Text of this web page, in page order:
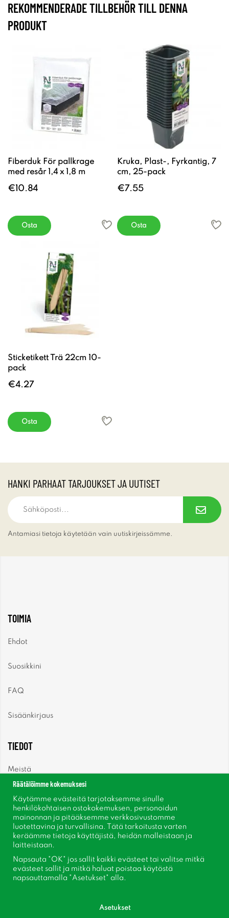
REKOMMENDERADE TILLBEHÖR TILL DENNA
PRODUKT
Fiberduk För pallkrage
med resår 1,4 x 1,8 m
€10.84
Osta
Kruka, Plast-, Fyrkantig, 7
cm, 25-pack
€7.55
Osta
Sticketikett Trä 22cm 10-
pack
€4.27
Osta
HANKI PARHAAT TARJOUKSET JA UUTISET
Antamiasi tietoja käytetään vain uutiskirjeissämme.
TOIMIA
Ehdot
Suosikkini
FAQ
Sisäänkirjaus
TIEDOT
Meistä
Uutiset
Uutiskirje
Tietoja evästeistä
Inspiraatiota
Räätälöimme kokemuksesi
Käytämme evästeitä tarjotaksemme sinulle
henkilökohtaisen ostokokemuksen, personoidun
mainonnan ja pitääksemme verkkosivustomme
luotettavina ja turvallisina. Tätä tarkoitusta varten
keräämme tietoja käyttäjistä, heidän malleistaan ​​ja
laitteistaan.
Napsauta "OK" jos sallit kaikki evästeet tai valitse mitkä
evästeet sallit ja mitkä haluat poistaa käytöstä
napsauttamalla "Asetukset" alla.
Asetukset